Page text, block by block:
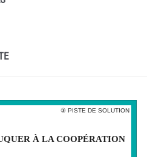
③ PISTE DE SOLUTION
À LA COOPÉRATION
À LA COOPÉRATION